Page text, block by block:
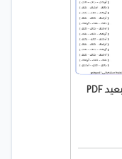
أوراق عمل أسماء الاشارة للبعيد PDF